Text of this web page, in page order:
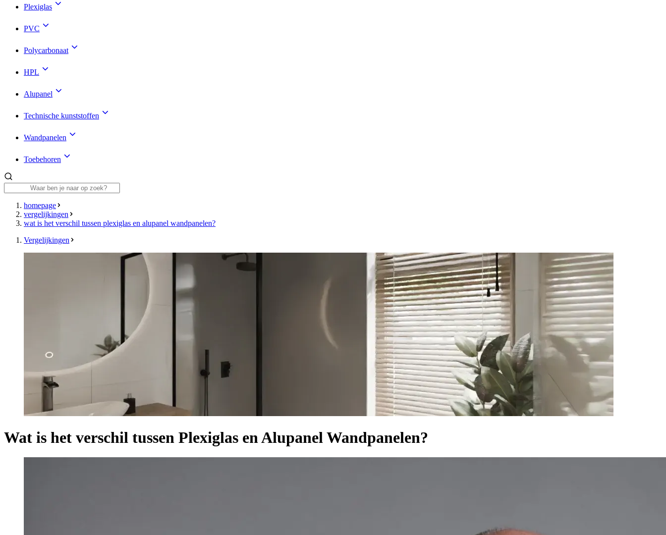
Plexiglas
PVC
Polycarbonaat
HPL
Alupanel
Technische kunststoffen
Wandpanelen
Toebehoren
homepage
vergelijkingen
wat is het verschil tussen plexiglas en alupanel wandpanelen?
Vergelijkingen
Wat is het verschil tussen Plexiglas en Alupanel Wandpanelen?